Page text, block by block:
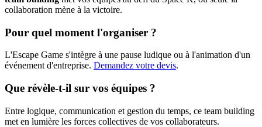
collaboration mène à la victoire.
Pour quel moment l'organiser ?
L'Escape Game s'intègre à une pause ludique ou à l'animation d'un
événement d'entreprise. Demandez votre devis.
Que révèle-t-il sur vos équipes ?
Entre logique, communication et gestion du temps, ce team building
met en lumière les forces collectives de vos collaborateurs.